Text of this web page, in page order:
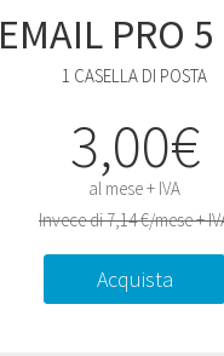
EMAIL PRO 5
1 CASELLA DI POSTA
3,00€
al mese + IVA
Invece di 7,14 €/mese +
Acquista